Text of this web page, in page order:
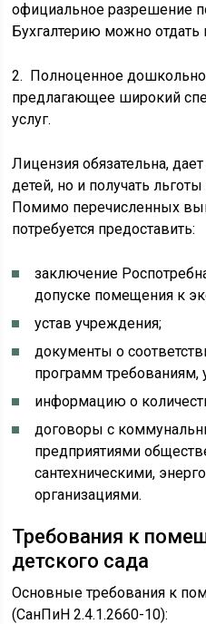
официальное разрешение
Бухгалтерию можно отдать
2. Полноценное
предлагающее широкий
услуг.
Лицензия обязательна,
детей, но и получать
Помимо перечисленных
потребуется предоставить:
заключение
допуске помещения к
устав учреждения;
документы о
программ требованиям,
информацию о
договоры с
предприятиями
сантехническими,
организациями.
Требования к
детского сада
Основные требования к
(СанПиН 2.4.1.2660-10):